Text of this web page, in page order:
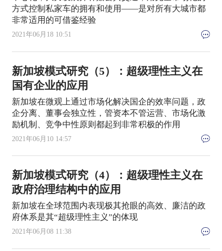
方式控制私家车的拥有和使用——是对所有大城市都
非常适用的可借鉴经验
2021年06月18 10:51
新加坡模式研究（5）：超级理性主义在
国有企业的应用
新加坡在微观上通过市场化解决国企的效率问题，政
企分离、董事会独立性，管资本不管运营、市场化激
励机制、竞争中性原则都起到非常积极的作用
2021年06月10 14:57
新加坡模式研究（4）：超级理性主义在
政府治理结构中的应用
新加坡在全球范围内表现极其抢眼的高效、廉洁的政
府体系是其“超级理性主义”的体现
2021年06月08 11:38